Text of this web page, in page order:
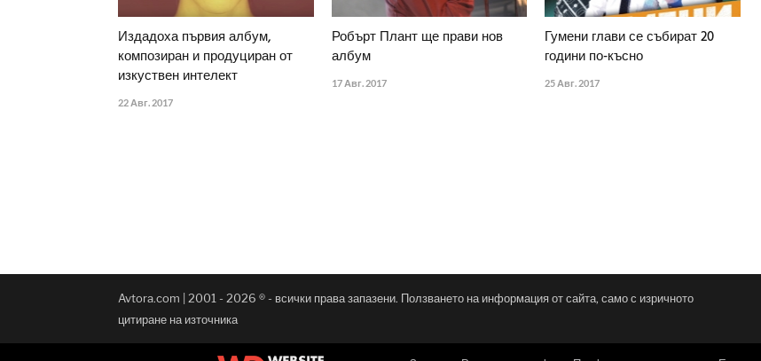
Издадоха първия албум,
композиран и продуциран от
изкуствен интелект
22 Авг. 2017
Робърт Плант ще прави нов
албум
17 Авг. 2017
Гумени глави се събират 20
години по-късно
25 Авг. 2017
Avtora.com | 2001 - 2026 ® - всички права запазени. Ползването на информация от сайта, само с изричното
цитиране на източника